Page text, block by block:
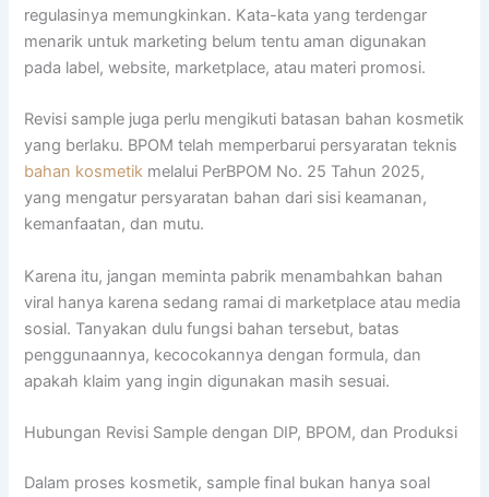
regulasinya memungkinkan. Kata-kata yang terdengar
menarik untuk marketing belum tentu aman digunakan
pada label, website, marketplace, atau materi promosi.
Revisi sample juga perlu mengikuti batasan bahan kosmetik
yang berlaku. BPOM telah memperbarui persyaratan teknis
bahan kosmetik melalui PerBPOM No. 25 Tahun 2025,
yang mengatur persyaratan bahan dari sisi keamanan,
kemanfaatan, dan mutu.
Karena itu, jangan meminta pabrik menambahkan bahan
viral hanya karena sedang ramai di marketplace atau media
sosial. Tanyakan dulu fungsi bahan tersebut, batas
penggunaannya, kecocokannya dengan formula, dan
apakah klaim yang ingin digunakan masih sesuai.
Hubungan Revisi Sample dengan DIP, BPOM, dan Produksi
Dalam proses kosmetik, sample final bukan hanya soal